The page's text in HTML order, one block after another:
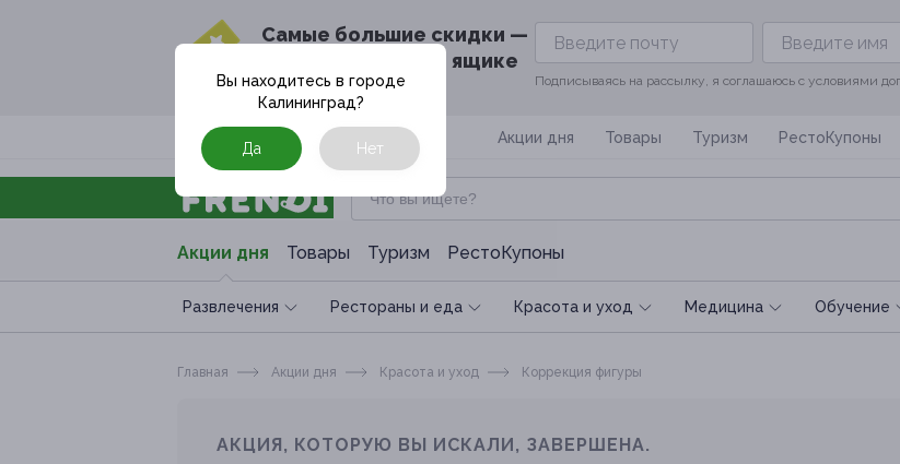
Cамые большие скидки —
в твоём почтовом ящике
Подписываясь на рассылку, я соглашаюсь с условиями
Москва Акции дня Товары Туризм РестоКупоны
Акции дня Товары Туризм РестоКупоны
Развлечения Рестораны и еда Красота и уход Медицина Обучение
Вы находитесь в городе
Калининград?
Да Нет
Главная Акции дня Красота и уход Коррекция фигуры
АКЦИЯ, КОТОРУЮ ВЫ ИСКАЛИ, ЗАВЕРШЕНА.